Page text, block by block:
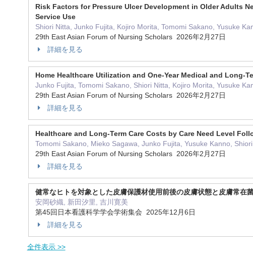
Risk Factors for Pressure Ulcer Development in Older Adults
Service Use
Shiori Nitta, Junko Fujita, Kojiro Morita, Tomomi Sakano, Yusuke
29th East Asian Forum of Nursing Scholars 2026年2月27日
詳細を見る
Home Healthcare Utilization and One-Year Medical and Long-
Junko Fujita, Tomomi Sakano, Shiori Nitta, Kojiro Morita, Yusuke
29th East Asian Forum of Nursing Scholars 2026年2月27日
詳細を見る
Healthcare and Long-Term Care Costs by Care Need Level
Tomomi Sakano, Mieko Sagawa, Junko Fujita, Yusuke Kanno,
29th East Asian Forum of Nursing Scholars 2026年2月27日
詳細を見る
健常なヒトを対象とした皮膚保護材使用前後の皮膚状態と皮膚常在
安岡砂織, 新田汐里, 吉川寛美
第45回日本看護科学学会学術集会 2025年12月6日
詳細を見る
全件表示 >>